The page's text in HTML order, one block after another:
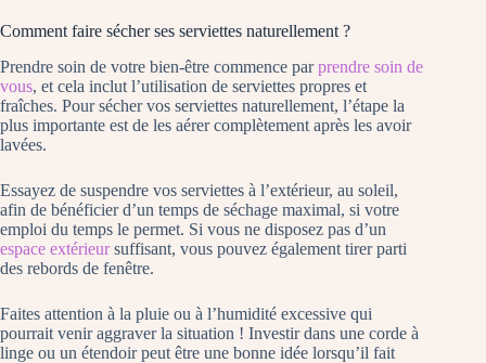
Comment faire sécher ses serviettes naturellement ?
Prendre soin de votre bien-être commence parprendre soin de
vous, et cela inclut l’utilisation de serviettes propres et
fraîches. Pour sécher vos serviettes naturellement, l’étape la
plus importante est de les aérer complètement après les avoir
lavées.
Essayez de suspendre vos serviettes à l’extérieur, au soleil,
afin de bénéficier d’un temps de séchage maximal, si votre
emploi du temps le permet. Si vous ne disposez pas d’un
espace extérieursuffisant, vous pouvez également tirer parti
des rebords de fenêtre.
Faites attention à la pluie ou à l’humidité excessive qui
pourrait venir aggraver la situation ! Investir dans une corde à
linge ou un étendoir peut être une bonne idée lorsqu’il fait